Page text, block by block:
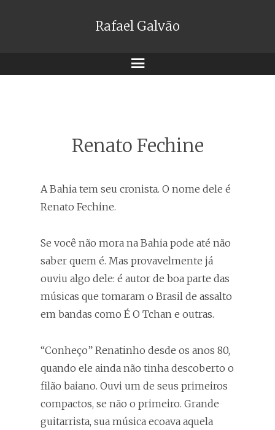
Rafael Galvão
Menu
Renato Fechine
A Bahia tem seu cronista. O nome dele é
Renato Fechine.
Se você não mora na Bahia pode até não
saber quem é. Mas provavelmente já
ouviu algo dele: é autor de boa parte das
músicas que tomaram o Brasil de assalto
em bandas como É O Tchan e outras.
“Conheço” Renatinho desde os anos 80,
quando ele ainda não tinha descoberto o
filão baiano. Ouvi um de seus primeiros
compactos, se não o primeiro. Grande
guitarrista, sua música ecoava aquela